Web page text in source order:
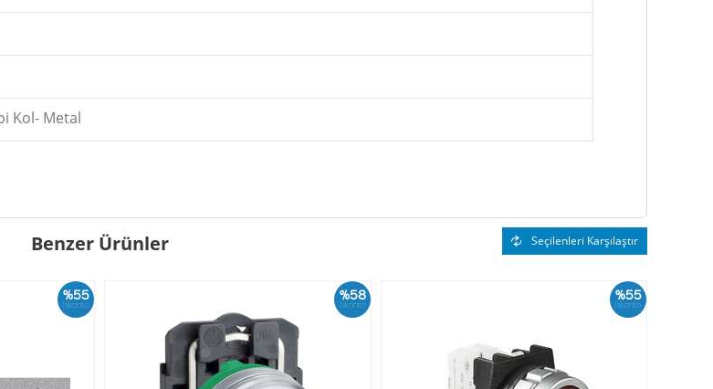
Kol- Metal
Benzer Ürünler Seçilenleri Karşılaştır
%55
İskonto
%58
İskonto
%55
İskonto